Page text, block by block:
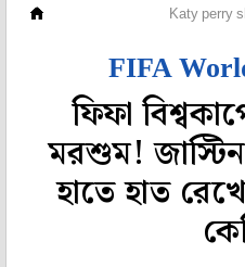
Katy perry
FIFA
ফিফা
মরশুম!
হাতে হাত